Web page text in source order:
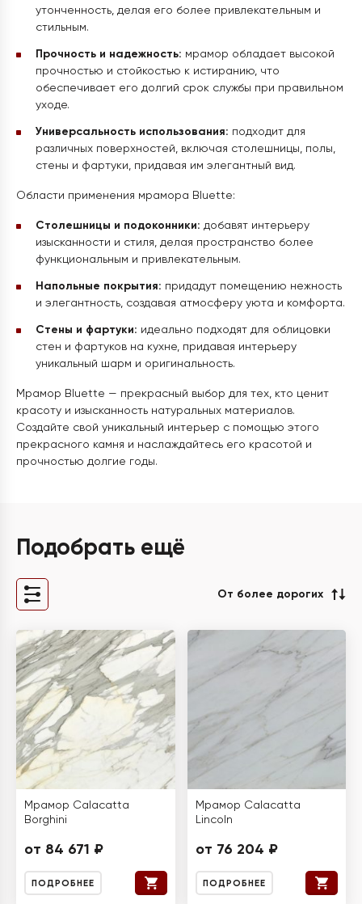
утонченность, делая его более привлекательным и
стильным.
Прочность и надежность: мрамор обладает высокой
прочностью и стойкостью к истиранию, что
обеспечивает его долгий срок службы при правильном
уходе.
Универсальность использования: подходит для
различных поверхностей, включая столешницы, полы,
стены и фартуки, придавая им элегантный вид.
Области применения мрамора Bluette:
Столешницы и подоконники: добавят интерьеру
изысканности и стиля, делая пространство более
функциональным и привлекательным.
Напольные покрытия: придадут помещению нежность
и элегантность, создавая атмосферу уюта и комфорта.
Стены и фартуки: идеально подходят для облицовки
стен и фартуков на кухне, придавая интерьеру
уникальный шарм и оригинальность.
Мрамор Bluette — прекрасный выбор для тех, кто ценит
красоту и изысканность натуральных материалов.
Создайте свой уникальный интерьер с помощью этого
прекрасного камня и наслаждайтесь его красотой и
прочностью долгие годы.
Подобрать ещё
От более дорогих
Мрамор Calacatta
Borghini
от 84 671 ₽
ПОДРОБНЕЕ
Мрамор Calacatta
Lincoln
от 76 204 ₽
ПОДРОБНЕЕ